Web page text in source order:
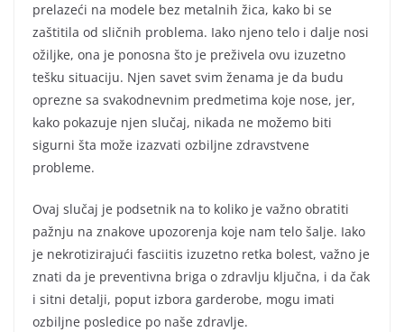
prelazeći na modele bez metalnih žica, kako bi se
zaštitila od sličnih problema. Iako njeno telo i dalje nosi
ožiljke, ona je ponosna što je preživela ovu izuzetno
tešku situaciju. Njen savet svim ženama je da budu
oprezne sa svakodnevnim predmetima koje nose, jer,
kako pokazuje njen slučaj, nikada ne možemo biti
sigurni šta može izazvati ozbiljne zdravstvene
probleme.
Ovaj slučaj je podsetnik na to koliko je važno obratiti
pažnju na znakove upozorenja koje nam telo šalje. Iako
je nekrotizirajući fasciitis izuzetno retka bolest, važno je
znati da je preventivna briga o zdravlju ključna, i da čak
i sitni detalji, poput izbora garderobe, mogu imati
ozbiljne posledice po naše zdravlje.